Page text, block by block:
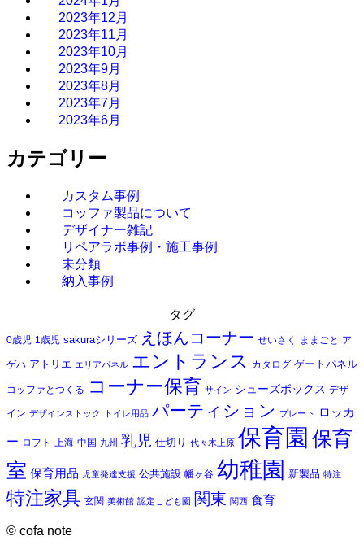
2023年12月
2023年11月
2023年10月
2023年9月
2023年8月
2023年7月
2023年6月
カテゴリー
カスタム事例
コッファ製品について
デザイナー雑記
リペアラボ事例・施工事例
未分類
納入事例
タグ
0歳児 1歳児 sakuraシリーズ えほんコーナー せいさく ままごと ア
ゲハ アトリエ エリアパネル エントランス カタログ ゲートパネル
コッファとつくる コーナー保育 サイン シューズボックス デザ
イン デザインストック トイレ用品 パーティション プレート ロッカ
ー ロフト 上海 中国 九州 乳児 仕切り 代々木上原 保育園 保育
室 保育用品 児童発達支援 公共施設 幡ヶ谷 幼稚園 新製品 特注
特注家具 玄関 美術館 認定こども園 関東 関西 食育
© cofa note